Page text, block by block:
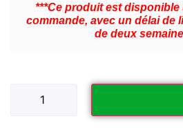
***Ce produit est
commande, avec un délai de
de deux